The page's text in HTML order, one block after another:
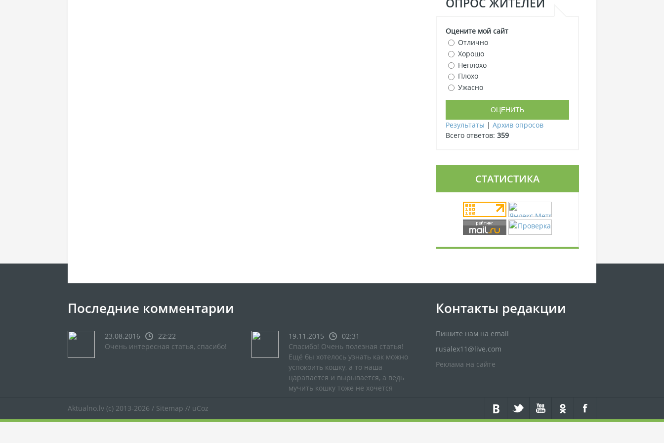
Оцените мой сайт
Отлично
Хорошо
Неплохо
Плохо
Ужасно
Результаты | Архив опросов
Всего ответов: 359
СТАТИСТИКА
Последние комментарии
23.08.2016
22:22
Очень интересная статья, спасибо!
19.11.2015
02:31
Спасибо! Очень полезная статья!
Ещё бы хотелось узнать как можно
успокоить кошку, а то наша
царапается и вырывается, а ведь
мучить кошку тоже не хочется
Контакты редакции
Пишите нам на email
rusalex11@live.com
Реклама на сайте
Aktualno.lv (c) 2013-2026 / Sitemap // uCoz